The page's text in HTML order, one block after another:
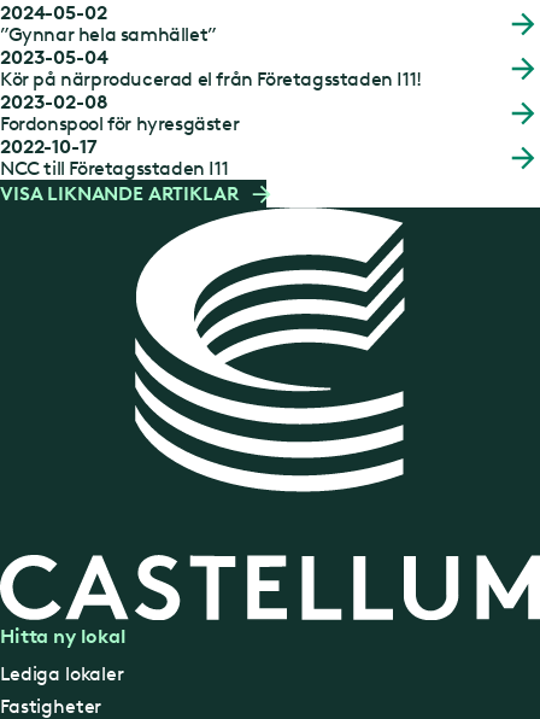
2024-05-02
”Gynnar hela samhället”
2023-05-04
Kör på närproducerad el från Företagsstaden I11!
2023-02-08
Fordonspool för hyresgäster
2022-10-17
NCC till Företagsstaden I11
VISA LIKNANDE ARTIKLAR
Hitta ny lokal
Lediga lokaler
Fastigheter